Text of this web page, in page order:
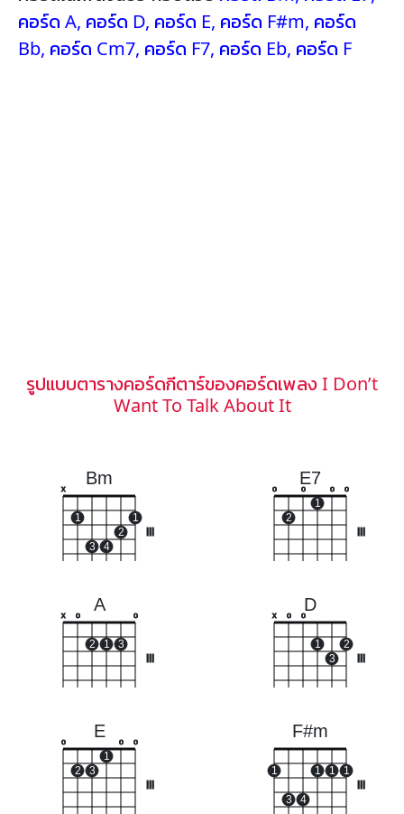
คอร์ด A, คอร์ด D, คอร์ด E, คอร์ด F#m, คอร์ด
Bb, คอร์ด Cm7, คอร์ด F7, คอร์ด Eb, คอร์ด F
รูปแบบตารางคอร์ดกีตาร์ของคอร์ดเพลง I Don’t
Want To Talk About It
Bm
x
1
3 4
2
1
E7
o
2
o
1
o o
A
x o
2 1 3
o
D
x o o
1
3
2
E
o
2 3
1
o o
F#m
1
3 4
1 1 1